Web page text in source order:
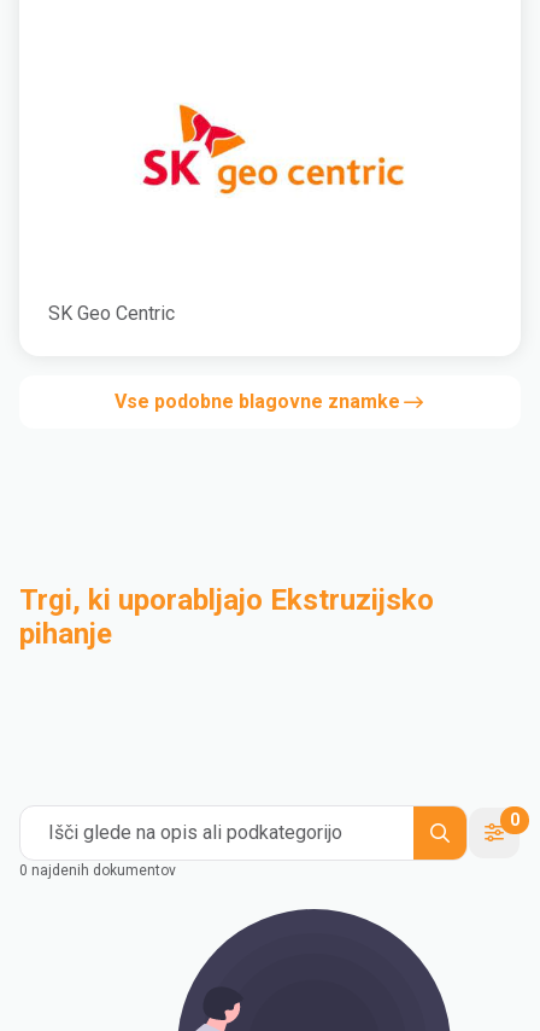
SK Geo Centric
Vse podobne blagovne znamke
Trgi, ki uporabljajo Ekstruzijsko
pihanje
Išči glede na opis ali podkategorijo
0
0 najdenih dokumentov